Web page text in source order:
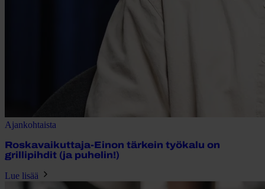
Ajankohtaista
Roskavaikuttaja-Einon tärkein työkalu on
grillipihdit (ja puhelin!)
Lue lisää